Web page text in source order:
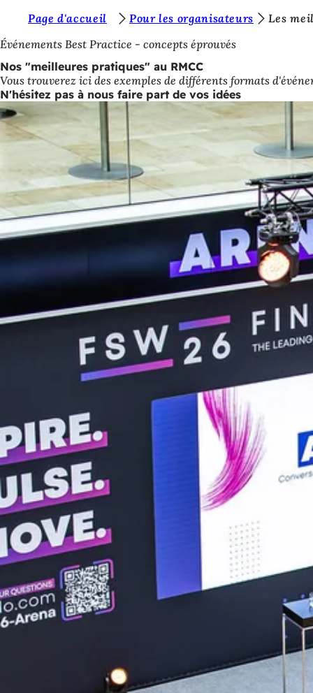
Accéder au contenu
o
u
s
ê
t
i
c
i
:
Page d'accueil Pour les organisateurs
Les
Événements Best Practice - concepts éprouvés
Nos "meilleures pratiques" au RMCC
Vous trouverez ici des exemples de différents formats
N'hésitez pas à nous faire part de vos idées